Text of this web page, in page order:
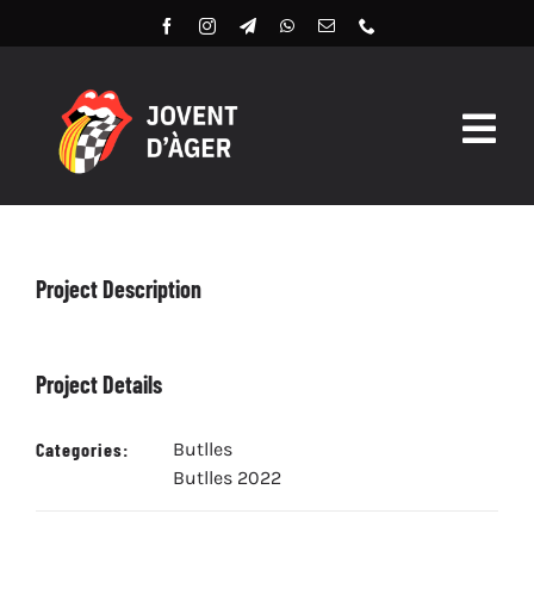
to
Llibret Digital 2026
Project Description
Project Details
Categories:
Butlles
Butlles 2022